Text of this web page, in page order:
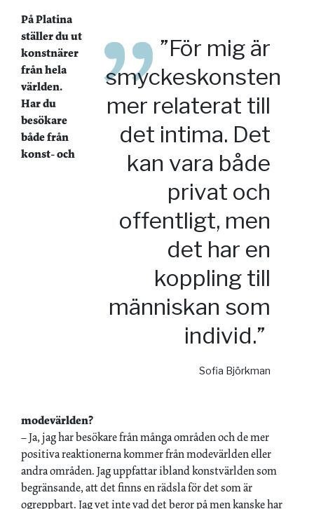
”För mig är
smyckeskonsten
mer ­relaterat till
det intima. Det
kan vara både
privat och
offentligt, men
det har en
koppling till
människan som
individ.”
Sofia Björkman
På Platina
ställer du ut
konstnärer
från hela
världen.
Har du
besökare
både från
konst- och
modevärlden?
– Ja, jag har besökare från många områden och de mer
positiva reaktionerna kommer från modevärlden eller
andra områden. Jag uppfattar ibland konstvärlden som
begränsande, att det finns en rädsla för det som är
ogreppbart. Jag vet inte vad det beror på men kanske har